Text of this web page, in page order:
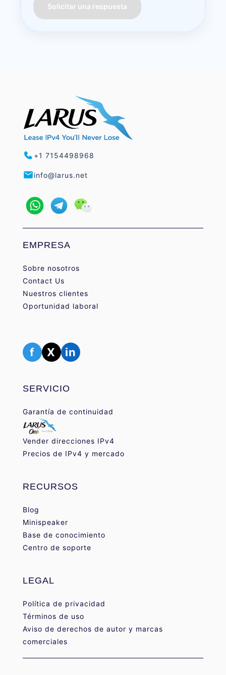
Solicitar una respuesta
+1 7154498968
info@larus.net
EMPRESA
Sobre nosotros
Contact Us
Nuestros clientes
Oportunidad laboral
f X in
SERVICIO
Garantía de continuidad
Vender direcciones IPv4
Precios de IPv4 y mercado
RECURSOS
Blog
Minispeaker
Base de conocimiento
Centro de soporte
LEGAL
Política de privacidad
Términos de uso
Aviso de derechos de autor y marcas
comerciales